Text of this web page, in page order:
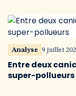
Analyse 9 juillet
Entre deux
super-pollueurs